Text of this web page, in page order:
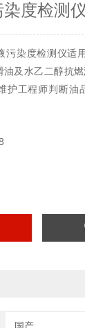
度检测仪
污染度检测仪适
油及水乙二醇抗
护工程师判断油